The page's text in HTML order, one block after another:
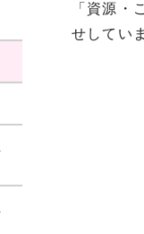
「資源・
せしてい